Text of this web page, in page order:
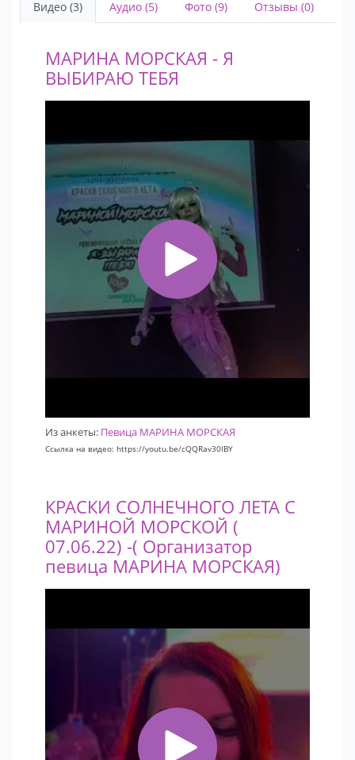
Видео (3) Аудио (5) Фото (9) Отзывы (0)
МАРИНА МОРСКАЯ - Я
ВЫБИРАЮ ТЕБЯ
Из анкеты: Певица МАРИНА МОРСКАЯ
Ссылка на видео: https://youtu.be/cQQRav30lBY
КРАСКИ СОЛНЕЧНОГО ЛЕТА С
МАРИНОЙ МОРСКОЙ (
07.06.22) -( Организатор
певица МАРИНА МОРСКАЯ)